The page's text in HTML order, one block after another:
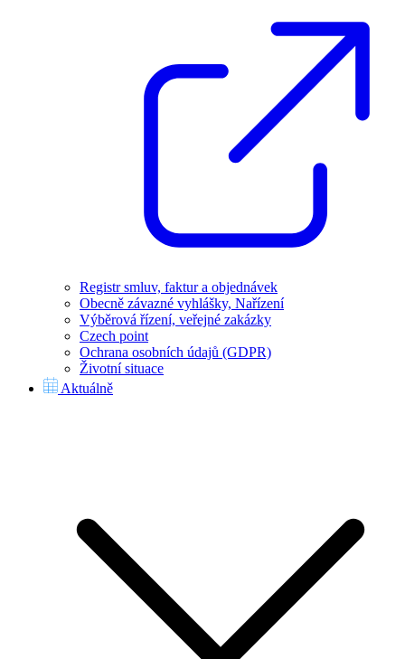
Registr smluv, faktur a objednávek
Obecně závazné vyhlášky, Nařízení
Výběrová řízení, veřejné zakázky
Czech point
Ochrana osobních údajů (GDPR)
Životní situace
Aktuálně